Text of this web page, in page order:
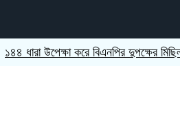
উপেক্ষা করে বিএনপির দুপক্ষের মিছিল-সমাবেশ